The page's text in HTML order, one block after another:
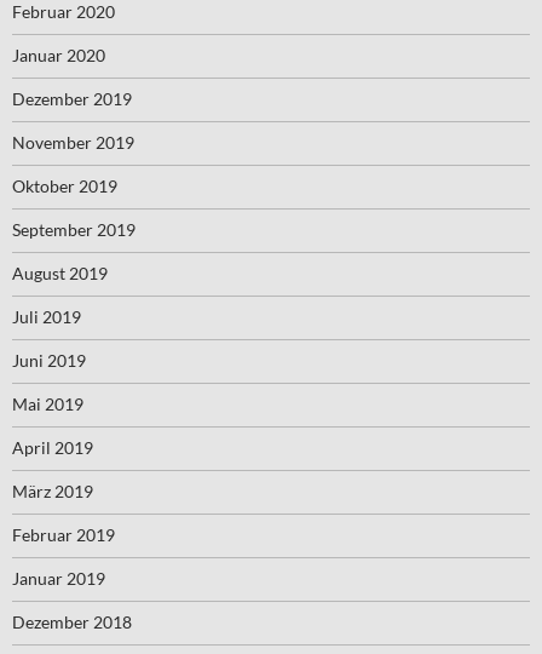
Februar 2020
Januar 2020
Dezember 2019
November 2019
Oktober 2019
September 2019
August 2019
Juli 2019
Juni 2019
Mai 2019
April 2019
März 2019
Februar 2019
Januar 2019
Dezember 2018